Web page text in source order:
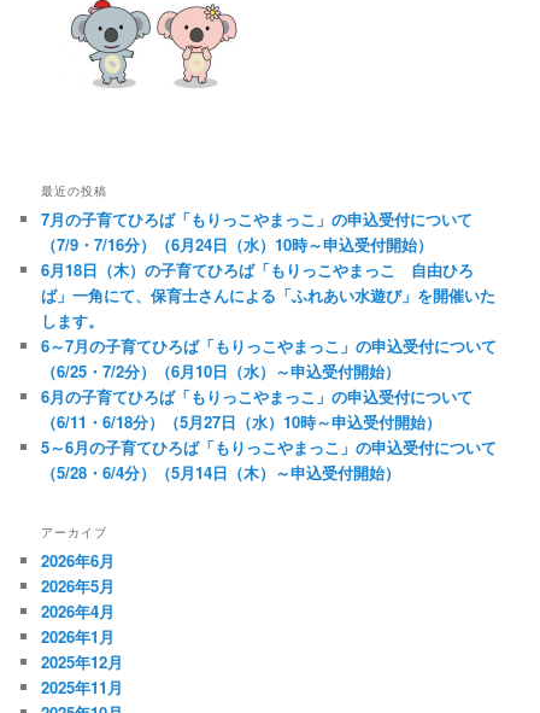
最近の投稿
7月の子育てひろば「もりっこやまっこ」の申込受付について
（7/9・7/16分）（6月24日（水）10時～申込受付開始）
6月18日（木）の子育てひろば「もりっこやまっこ 自由ひろ
ば」一角にて、保育士さんによる「ふれあい水遊び」を開催いた
します。
6～7月の子育てひろば「もりっこやまっこ」の申込受付について
（6/25・7/2分）（6月10日（水）～申込受付開始）
6月の子育てひろば「もりっこやまっこ」の申込受付について
（6/11・6/18分）（5月27日（水）10時～申込受付開始）
5～6月の子育てひろば「もりっこやまっこ」の申込受付について
（5/28・6/4分）（5月14日（木）～申込受付開始）
アーカイブ
2026年6月
2026年5月
2026年4月
2026年1月
2025年12月
2025年11月